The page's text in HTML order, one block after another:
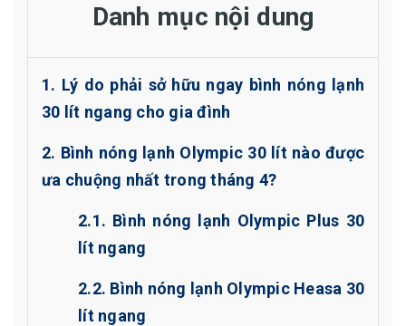
Danh mục nội dung
1. Lý do phải sở hữu ngay bình nóng lạnh
30 lít ngang cho gia đình
2. Bình nóng lạnh Olympic 30 lít nào được
ưa chuộng nhất trong tháng 4?
2.1. Bình nóng lạnh Olympic Plus 30
lít ngang
2.2. Bình nóng lạnh Olympic Heasa 30
lít ngang